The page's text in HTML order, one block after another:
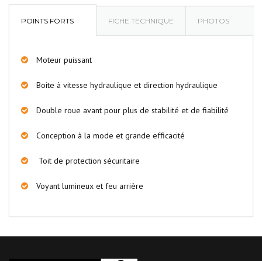
POINTS FORTS FICHE TECHNIQUE PHOTOS
Moteur puissant
Boite à vitesse hydraulique et direction hydraulique
Double roue avant pour plus de stabilité et de fiabilité
Conception à la mode et grande efficacité
Toit de protection sécuritaire
Voyant lumineux et feu arrière